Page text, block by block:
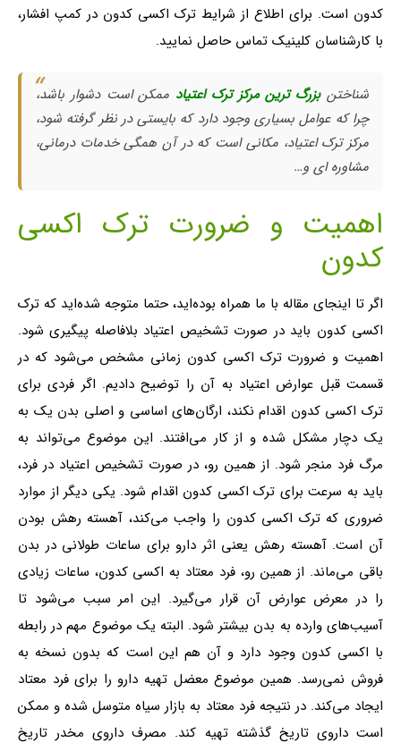
کدون است. برای اطلاع از شرایط ترک اکسی کدون در کمپ افشار،
با کارشناسان کلینیک تماس حاصل نمایید.
شناختنبزرگ ترین مرکز ترک اعتیاد ممکن است دشوار باشد،
چرا که عوامل بسیاری وجود دارد که بایستی در نظر گرفته شود،
مرکز ترک اعتیاد، مکانی است که در آن همگی خدمات درمانی،
مشاوره ای و…
اهمیت و ضرورت ترک اکسی
کدون
اگر تا اینجای مقاله با ما همراه بوده‌اید، حتما متوجه شده‌اید که ترک
اکسی کدون باید در صورت تشخیص اعتیاد بلافاصله پیگیری شود.
اهمیت و ضرورت ترک اکسی کدون زمانی مشخص می‌شود که در
قسمت قبل عوارض اعتیاد به آن را توضیح دادیم. اگر فردی برای
ترک اکسی کدون اقدام نکند، ارگان‌های اساسی و اصلی بدن یک به
یک دچار مشکل شده و از کار می‌افتند. این موضوع می‌تواند به
مرگ فرد منجر شود. از همین رو، در صورت تشخیص اعتیاد در فرد،
باید به سرعت برای ترک اکسی کدون اقدام شود. یکی دیگر از موارد
ضروری که ترک اکسی کدون را واجب می‌کند، آهسته رهش بودن
آن است. آهسته رهش یعنی اثر دارو برای ساعات طولانی در بدن
باقی می‌ماند. از همین رو، فرد معتاد به اکسی کدون، ساعات زیادی
را در معرض عوارض آن قرار می‌گیرد. این امر سبب می‌شود تا
آسیب‌های وارده به بدن بیشتر شود. البته یک موضوع مهم در رابطه
با اکسی کدون وجود دارد و آن هم این است که بدون نسخه به
فروش نمی‌رسد. همین موضوع معضل تهیه دارو را برای فرد معتاد
ایجاد می‌کند. در نتیجه فرد معتاد به بازار سیاه متوسل شده و ممکن
است داروی تاریخ گذشته تهیه کند. مصرف داروی مخدر تاریخ